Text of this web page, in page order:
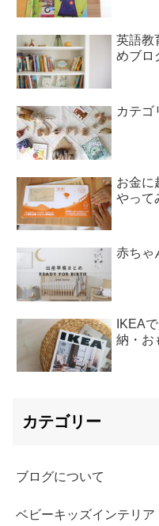
英語教
めブロ
カテゴ
お金に
やって
赤ちゃ
IKEA
納・お
カテゴリー
ブログについて
ベビーキッズインテリア